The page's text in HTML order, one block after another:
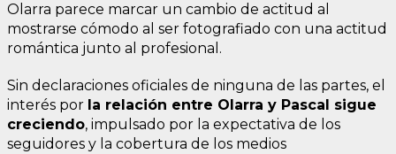
Olarra parece marcar un cambio de actitud al
mostrarse cómodo al ser fotografiado con una actitud
romántica junto al profesional.
Sin declaraciones oficiales de ninguna de las partes, el
interés por la relación entre Olarra y Pascal sigue
creciendo, impulsado por la expectativa de los
seguidores y la cobertura de los medios